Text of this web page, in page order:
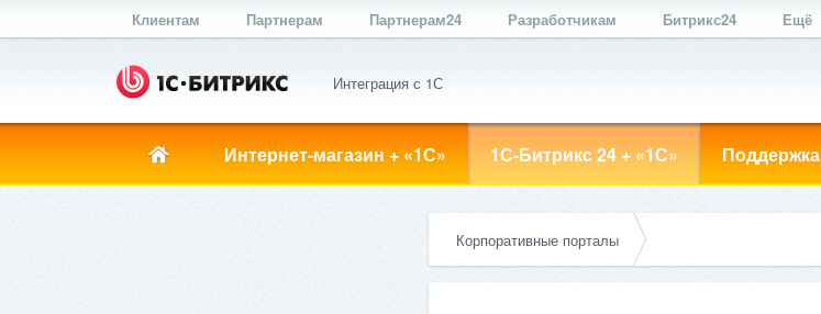
Клиентам Партнерам Партнерам24 Разработчикам Битрикс24 Ещё
Интеграция с 1С
Интернет-магазин + «1С» 1С-Битрикс 24 + «1С» Поддержка
Корпоративные порталы